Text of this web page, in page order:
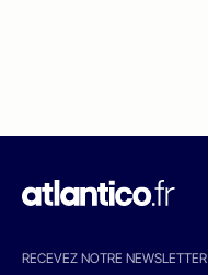
RECEVEZ NOTRE NEWSLETTER